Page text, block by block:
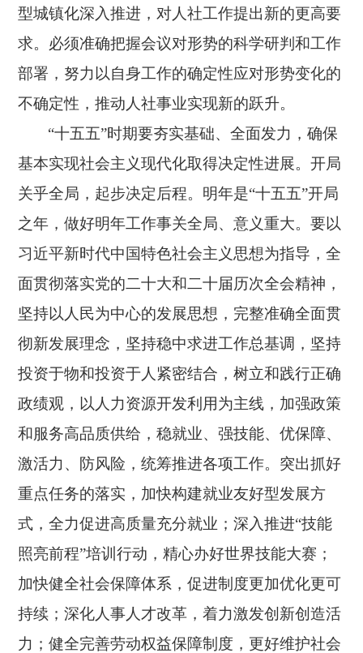
型城镇化深入推进，对人社工作提出新的更高要
求。必须准确把握会议对形势的科学研判和工作
部署，努力以自身工作的确定性应对形势变化的
不确定性，推动人社事业实现新的跃升。
“十五五”时期要夯实基础、全面发力，确保
基本实现社会主义现代化取得决定性进展。开局
关乎全局，起步决定后程。明年是“十五五”开局
之年，做好明年工作事关全局、意义重大。要以
习近平新时代中国特色社会主义思想为指导，全
面贯彻落实党的二十大和二十届历次全会精神，
坚持以人民为中心的发展思想，完整准确全面贯
彻新发展理念，坚持稳中求进工作总基调，坚持
投资于物和投资于人紧密结合，树立和践行正确
政绩观，以人力资源开发利用为主线，加强政策
和服务高品质供给，稳就业、强技能、优保障、
激活力、防风险，统筹推进各项工作。突出抓好
重点任务的落实，加快构建就业友好型发展方
式，全力促进高质量充分就业；深入推进“技能
照亮前程”培训行动，精心办好世界技能大赛；
加快健全社会保障体系，促进制度更加优化更可
持续；深化人事人才改革，着力激发创新创造活
力；健全完善劳动权益保障制度，更好维护社会